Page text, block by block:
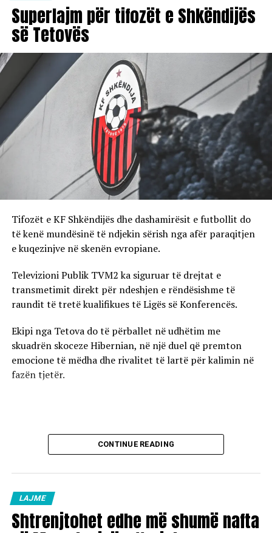
Superlajm për tifozët e Shkëndijës
së Tetovës
Tifozët e KF Shkëndijës dhe dashamirësit e futbollit do
të kenë mundësinë të ndjekin sërish nga afër paraqitjen
e kuqezinjve në skenën evropiane.
Televizioni Publik TVM2 ka siguruar të drejtat e
transmetimit direkt për ndeshjen e rëndësishme të
raundit të tretë kualifikues të Ligës së Konferencës.
Ekipi nga Tetova do të përballet në udhëtim me
skuadrën skoceze Hibernian, në një duel që premton
emocione të mëdha dhe rivalitet të lartë për kalimin në
fazën tjetër.
CONTINUE READING
LAJME
Shtrenjtohet edhe më shumë nafta